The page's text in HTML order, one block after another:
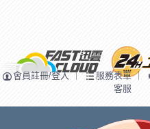
會員註冊/登入｜ 服務表單｜
客服